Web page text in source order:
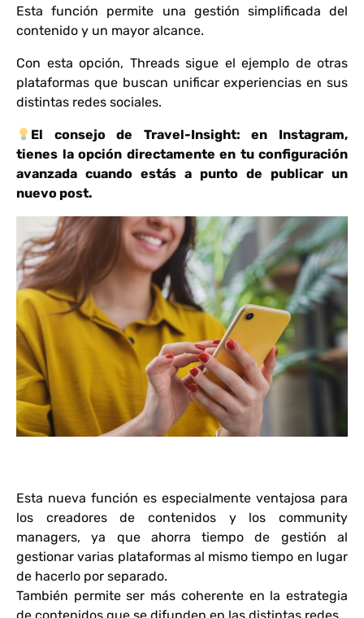
Esta función permite una gestión simplificada del
contenido y un mayor alcance.
Con esta opción, Threads sigue el ejemplo de otras
plataformas que buscan unificar experiencias en sus
distintas redes sociales.
El consejo de Travel-Insight: en Instagram,
tienes la opción directamente en tu configuración
avanzada cuando estás a punto de publicar un
nuevo post.
Esta nueva función es especialmente ventajosa para
los creadores de contenidos y los community
managers, ya que ahorra tiempo de gestión al
gestionar varias plataformas al mismo tiempo en lugar
de hacerlo por separado.
También permite ser más coherente en la estrategia